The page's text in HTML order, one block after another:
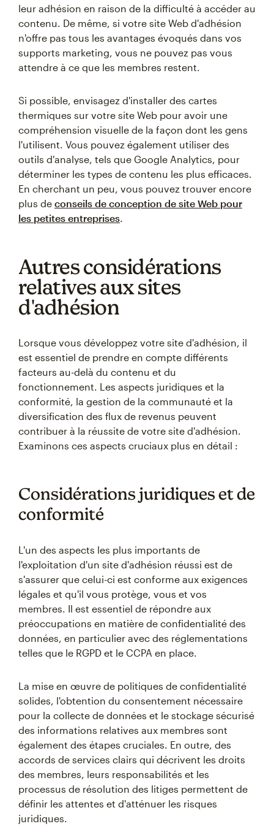
leur adhésion en raison de la difficulté à accéder au
contenu. De même, si votre site Web d'adhésion
n'offre pas tous les avantages évoqués dans vos
supports marketing, vous ne pouvez pas vous
attendre à ce que les membres restent.
Si possible, envisagez d'installer des cartes
thermiques sur votre site Web pour avoir une
compréhension visuelle de la façon dont les gens
l'utilisent. Vous pouvez également utiliser des
outils d'analyse, tels que Google Analytics, pour
déterminer les types de contenu les plus efficaces.
En cherchant un peu, vous pouvez trouver encore
plus de conseils de conception de site Web pour
les petites entreprises.
Autres considérations
relatives aux sites
d'adhésion
Lorsque vous développez votre site d'adhésion, il
est essentiel de prendre en compte différents
facteurs au-delà du contenu et du
fonctionnement. Les aspects juridiques et la
conformité, la gestion de la communauté et la
diversification des flux de revenus peuvent
contribuer à la réussite de votre site d'adhésion.
Examinons ces aspects cruciaux plus en détail :
Considérations juridiques et de
conformité
L'un des aspects les plus importants de
l'exploitation d'un site d'adhésion réussi est de
s'assurer que celui-ci est conforme aux exigences
légales et qu'il vous protège, vous et vos
membres. Il est essentiel de répondre aux
préoccupations en matière de confidentialité des
données, en particulier avec des réglementations
telles que le RGPD et le CCPA en place.
La mise en œuvre de politiques de confidentialité
solides, l'obtention du consentement nécessaire
pour la collecte de données et le stockage sécurisé
des informations relatives aux membres sont
également des étapes cruciales. En outre, des
accords de services clairs qui décrivent les droits
des membres, leurs responsabilités et les
processus de résolution des litiges permettent de
définir les attentes et d'atténuer les risques
juridiques.